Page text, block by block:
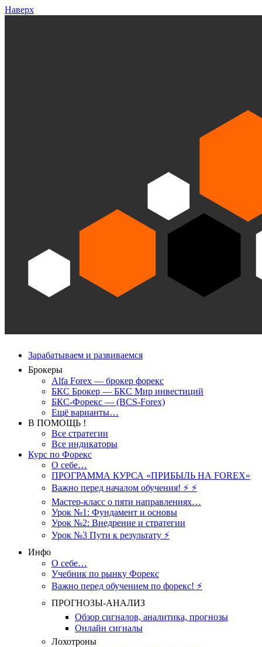
Наверх
Зарабатываем и развиваемся
Брокеры
Alfa Forex — брокер форекс
БКС Брокер — БКС Мир инвестиций
БКС-Форекс — (BCS-Forex)
Ещё варианты…
В ПОМОЩЬ !
Все стратегии
Все индикаторы
Курс по Форекс
О себе…
ПРОГРАММА КУРСА «ПРИБЫЛЬ НА FOREX»
Важно перед началом обучения! ⚡ ⚡
Мастер-класс о пяти направлениях…
Урок №1: Фундамент и основы
Урок №2: Внедрение и стратегии
Урок №3 Пути к результату ⚡️
Инфо
О себе…
Учебник по рынку Форекс
Важно перед обучением по форекс! ⚡
ПРОГНОЗЫ-АНАЛИЗ
Обзор сигналов, аналитика, прогнозы
Онлайн сигналы
Лохотроны